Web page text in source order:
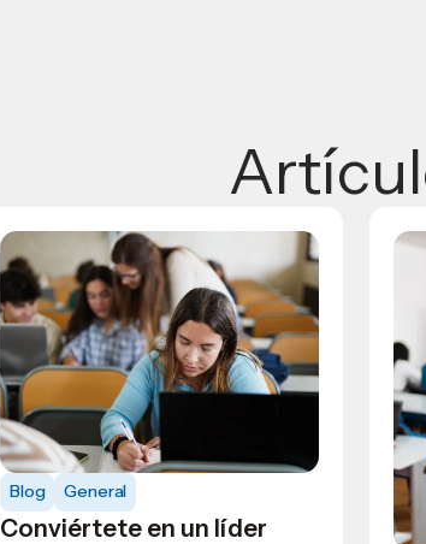
Blog General
Conviértete en un líder